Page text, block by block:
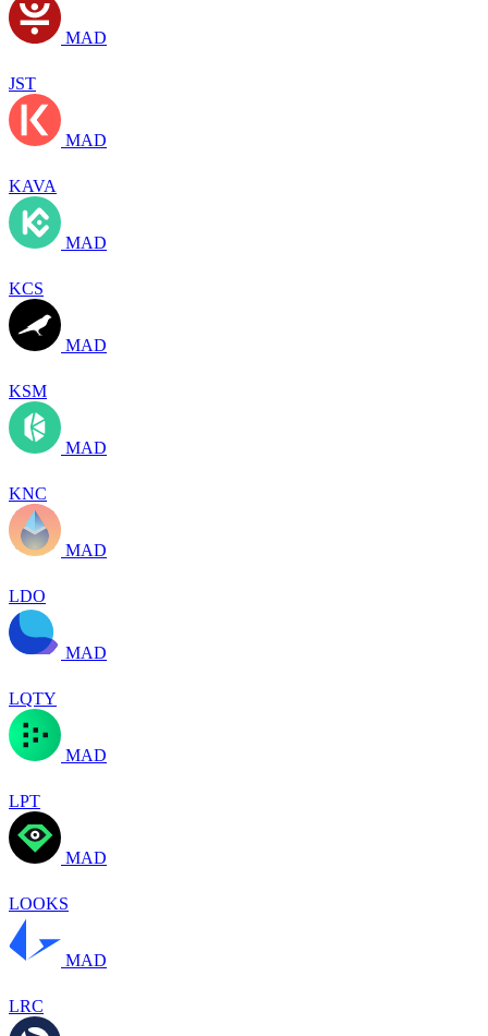
MAD
JST
MAD
KAVA
MAD
KCS
MAD
KSM
MAD
KNC
MAD
LDO
MAD
LQTY
MAD
LPT
MAD
LOOKS
MAD
LRC